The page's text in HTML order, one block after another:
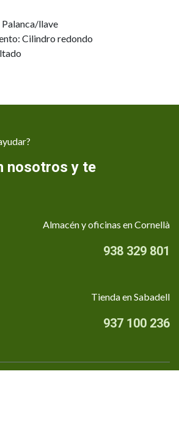
llave
Cilindro redondo
nosotros y te
Almacén y oficinas en Cornellà
938 329 801
Tienda en Sabadell
937 100 236